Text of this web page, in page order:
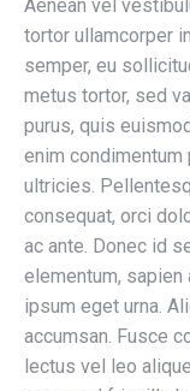
Aenean vel
tortor ullamcorper
semper, eu
metus tortor, sed
purus, quis
enim condimentum
ultricies.
consequat, orci
ac ante. Donec id
elementum,
ipsum eget urna.
accumsan. Fusce
lectus vel leo